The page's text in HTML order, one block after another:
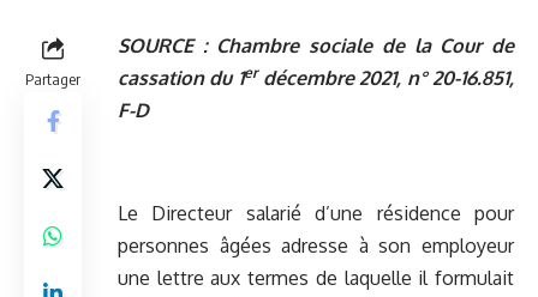
Partager
SOURCE : Chambre sociale de la Cour de
cassation du 1erdécembre 2021, n° 20-16.851,
F-D
Le Directeur salarié d’une résidence pour
personnes âgées adresse à son employeur
une lettre aux termes de laquelle il formulait